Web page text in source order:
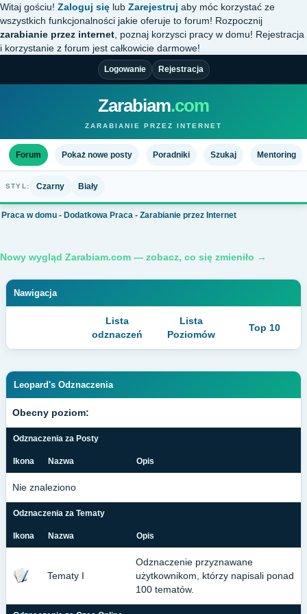
Witaj gościu! Zaloguj się lub Zarejestruj aby móc korzystać ze
wszystkich funkcjonalności jakie oferuje to forum! Rozpocznij
zarabianie przez internet , poznaj korzysci pracy w domu! Rejestracja
i korzystanie z forum jest całkowicie darmowe!
Logowanie Rejestracja
Zarabiam.com
ZARABIANIE PRZEZ INTERNET
Forum Pokaż nowe posty Poradniki Szukaj Mentoring
STYL: Czarny Biały
Praca w domu - Dodatkowa Praca - Zarabianie przez Internet
Nowy wygląd Zarabiam.com — zobacz, co się zmieniło →
Nawigacja
Lista
odznaczeń
Lista
Poziomów
Top 10
Leopard's Odznaczenia
Obecny poziom:
Odznaczenia za Posty
Ikona Nazwa Opis
Nie znaleziono
Odznaczenia za Tematy
Ikona Nazwa Opis
Tematy I
Odznaczenie przyznawane
użytkownikom, którzy napisali ponad
100 tematów.